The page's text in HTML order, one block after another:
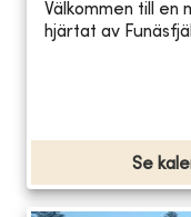
Välkommen till en
hjärtat av
Se